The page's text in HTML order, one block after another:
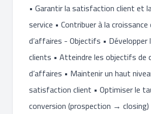
• Garantir la satisfaction client et
service • Contribuer à la
d’affaires - Objectifs •
clients • Atteindre les objectifs de
d’affaires • Maintenir un haut
satisfaction client • Optimiser le
conversion (prospection →